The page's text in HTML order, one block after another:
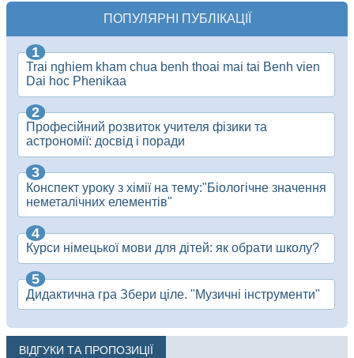
ПОПУЛЯРНІ ПУБЛІКАЦІЇ
Trai nghiem kham chua benh thoai mai tai Benh vien
Dai hoc Phenikaa
Професійний розвиток учителя фізики та
астрономії: досвід і поради
Конспект уроку з хімії на тему:"Біологічне значення
неметалічних елементів"
Курси німецької мови для дітей: як обрати школу?
Дидактична гра Збери ціле. "Музичні інструменти"
ВІДГУКИ ТА ПРОПОЗИЦІЇ